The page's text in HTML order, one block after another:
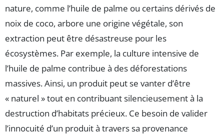
nature, comme l’huile de palme ou certains dérivés de
noix de coco, arbore une origine végétale, son
extraction peut être désastreuse pour les
écosystèmes. Par exemple, la culture intensive de
l’huile de palme contribue à des déforestations
massives. Ainsi, un produit peut se vanter d’être
« naturel » tout en contribuant silencieusement à la
destruction d’habitats précieux. Ce besoin de valider
l’innocuité d’un produit à travers sa provenance